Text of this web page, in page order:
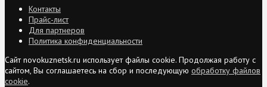
Контакты
Прайс-лист
Для партнеров
Политика конфиденциальности
Сайт novokuznetsk.ru использует файлы cookie. Продолжая работу с
сайтом, Вы соглашаетесь на сбор и последующую обработку файлов
cookie.